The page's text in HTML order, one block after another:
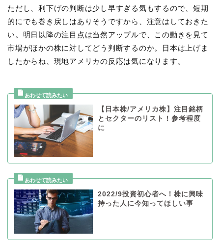
ただし、利下げの判断は少し早すぎる気もするので、短期
的にでも巻き戻しはありそうですから、注意はしておきた
い。明日以降の注目点は当然アップルで、この動きを見て
市場がほかの株に対してどう判断するのか。日本は上げま
したからね、現地アメリカの反応は気になります。
【日本株/アメリカ株】注目銘柄
とセクターのリスト！参考程度
に
2022/9投資初心者へ！株に興味
持った人に今知ってほしい事